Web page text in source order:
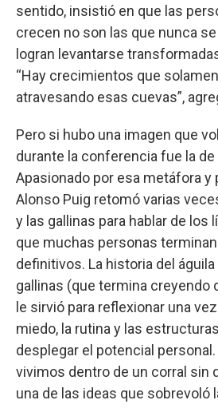
sentido, insistió en que las
crecen no son las que nunca
logran levantarse
“Hay crecimientos que
atravesando esas cuevas”,
Pero si hubo una imagen que
durante la conferencia fue la de
Apasionado por esa metáfora y
Alonso Puig retomó varias
y las gallinas para hablar de los
que muchas personas
definitivos. La historia del
gallinas (que termina creyendo
le sirvió para reflexionar una
miedo, la rutina y las
desplegar el potencial
vivimos dentro de un corral sin
una de las ideas que sobrevoló